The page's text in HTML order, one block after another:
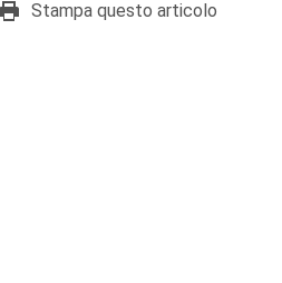
Stampa questo articolo